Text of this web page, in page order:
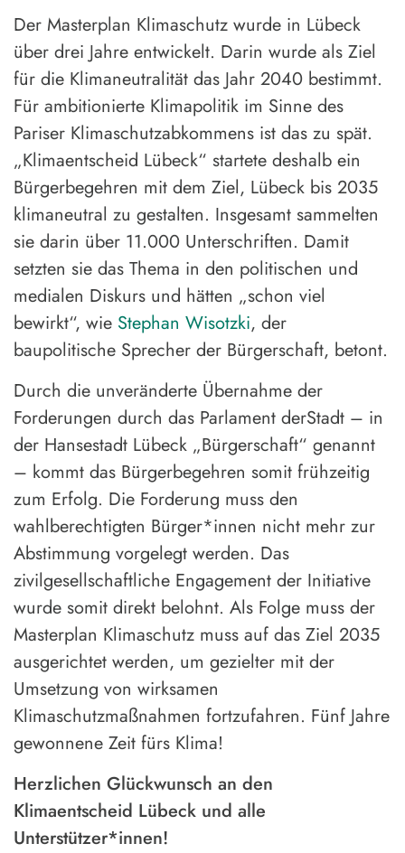
Der Masterplan Klimaschutz wurde in Lübeck
über drei Jahre entwickelt. Darin wurde als Ziel
für die Klimaneutralität das Jahr 2040 bestimmt.
Für ambitionierte Klimapolitik im Sinne des
Pariser Klimaschutzabkommens ist das zu spät.
„Klimaentscheid Lübeck“ startete deshalb ein
Bürgerbegehren mit dem Ziel, Lübeck bis 2035
klimaneutral zu gestalten. Insgesamt sammelten
sie darin über 11.000 Unterschriften. Damit
setzten sie das Thema in den politischen und
medialen Diskurs und hätten „schon viel
bewirkt“, wie Stephan Wisotzki, der
baupolitische Sprecher der Bürgerschaft, betont.
Durch die unveränderte Übernahme der
Forderungen durch das Parlament derStadt – in
der Hansestadt Lübeck „Bürgerschaft“ genannt
– kommt das Bürgerbegehren somit frühzeitig
zum Erfolg. Die Forderung muss den
wahlberechtigten Bürger*innen nicht mehr zur
Abstimmung vorgelegt werden. Das
zivilgesellschaftliche Engagement der Initiative
wurde somit direkt belohnt. Als Folge muss der
Masterplan Klimaschutz muss auf das Ziel 2035
ausgerichtet werden, um gezielter mit der
Umsetzung von wirksamen
Klimaschutzmaßnahmen fortzufahren. Fünf Jahre
gewonnene Zeit fürs Klima!
Herzlichen Glückwunsch an den
Klimaentscheid Lübeck und alle
Unterstützer*innen!